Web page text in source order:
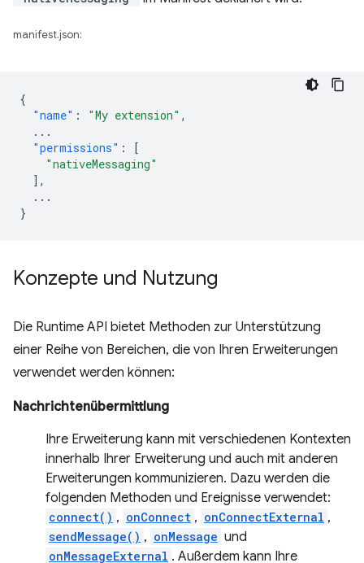
manifest.json:
{
"name" : "My extension" ,
...
"permissions" :
[
"nativeMessaging"
],
...
}
Konzepte und Nutzung
Die Runtime API bietet Methoden zur Unterstützung
einer Reihe von Bereichen, die von Ihren Erweiterungen
verwendet werden können:
Nachrichtenübermittlung
Ihre Erweiterung kann mit verschiedenen Kontexten
innerhalb Ihrer Erweiterung und auch mit anderen
Erweiterungen kommunizieren. Dazu werden die
folgenden Methoden und Ereignisse verwendet:
connect() , onConnect , onConnectExternal ,
sendMessage() , onMessage und
onMessageExternal . Außerdem kann Ihre